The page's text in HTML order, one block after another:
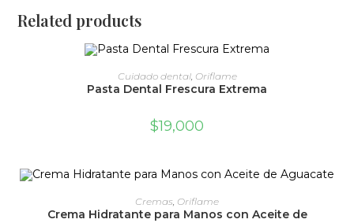
Related products
ADD TO CART
Cuidado dental, Oriflame
Pasta Dental Frescura Extrema
$19,000
ADD TO CART
Cremas, Oriflame
Crema Hidratante para Manos con Aceite de